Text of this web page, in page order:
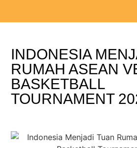
INDONESIA
RUMAH ASEAN
BASKETBALL
TOURNAMENT